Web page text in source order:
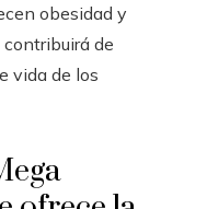
obesidad y
de
vida de los